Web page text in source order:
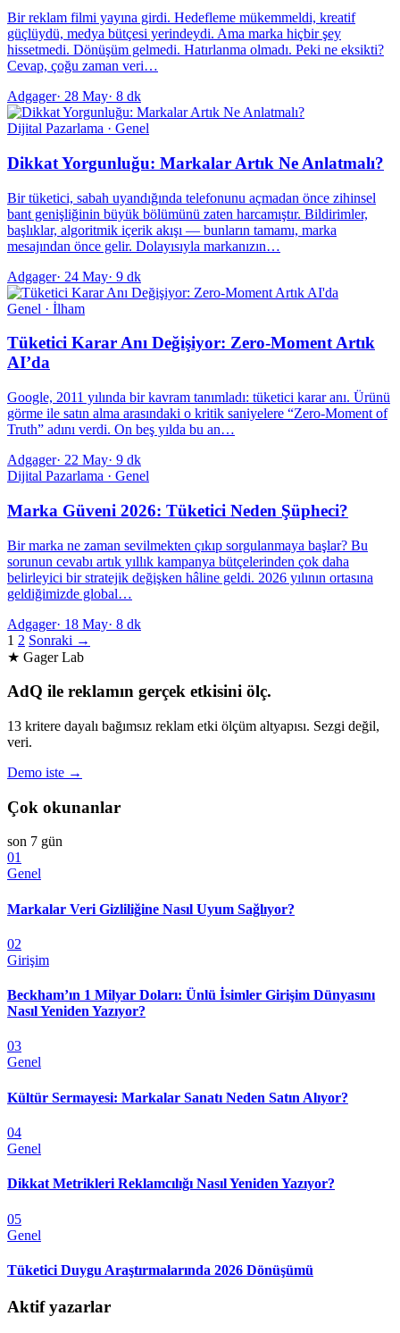
Bir reklam filmi yayına girdi. Hedefleme mükemmeldi, kreatif
güçlüydü, medya bütçesi yerindeydi. Ama marka hiçbir şey
hissetmedi. Dönüşüm gelmedi. Hatırlanma olmadı. Peki ne eksikti?
Cevap, çoğu zaman veri…
Adgager· 28 May· 8 dk
Dijital Pazarlama · Genel
Dikkat Yorgunluğu: Markalar Artık Ne Anlatmalı?
Bir tüketici, sabah uyandığında telefonunu açmadan önce zihinsel
bant genişliğinin büyük bölümünü zaten harcamıştır. Bildirimler,
başlıklar, algoritmik içerik akışı — bunların tamamı, marka
mesajından önce gelir. Dolayısıyla markanızın…
Adgager· 24 May· 9 dk
Genel · İlham
Tüketici Karar Anı Değişiyor: Zero-Moment Artık
AI’da
Google, 2011 yılında bir kavram tanımladı: tüketici karar anı. Ürünü
görme ile satın alma arasındaki o kritik saniyelere “Zero-Moment of
Truth” adını verdi. On beş yılda bu an…
Adgager· 22 May· 9 dk
Dijital Pazarlama · Genel
Marka Güveni 2026: Tüketici Neden Şüpheci?
Bir marka ne zaman sevilmekten çıkıp sorgulanmaya başlar? Bu
sorunun cevabı artık yıllık kampanya bütçelerinden çok daha
belirleyici bir stratejik değişken hâline geldi. 2026 yılının ortasına
geldiğimizde global…
Adgager· 18 May· 8 dk
1 2 Sonraki →
★ Gager Lab
AdQ ile reklamın gerçek etkisini ölç.
13 kritere dayalı bağımsız reklam etki ölçüm altyapısı. Sezgi değil,
veri.
Demo iste →
Çok okunanlar
son 7 gün
01
Genel
Markalar Veri Gizliliğine Nasıl Uyum Sağlıyor?
02
Girişim
Beckham’ın 1 Milyar Doları: Ünlü İsimler Girişim Dünyasını
Nasıl Yeniden Yazıyor?
03
Genel
Kültür Sermayesi: Markalar Sanatı Neden Satın Alıyor?
04
Genel
Dikkat Metrikleri Reklamcılığı Nasıl Yeniden Yazıyor?
05
Genel
Tüketici Duygu Araştırmalarında 2026 Dönüşümü
Aktif yazarlar